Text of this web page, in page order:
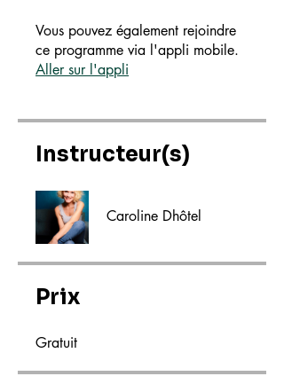
Vous pouvez également rejoindre
ce programme via l'appli mobile.
Aller sur l'appli
Instructeur(s)
Caroline Dhôtel
Prix
Gratuit